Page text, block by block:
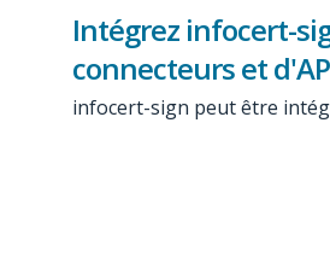
Intégrez infocert-
connecteurs et
infocert-sign peut être